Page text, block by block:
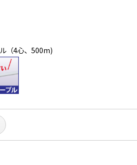
（4心、500m)